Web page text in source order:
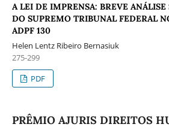
A LEI DE IMPRENSA: BREVE ANÁLISE
DO SUPREMO TRIBUNAL FEDERAL
ADPF 130
Helen Lentz Ribeiro Bernasiuk
275-299
PDF
PRÊMIO AJURIS DIREITOS